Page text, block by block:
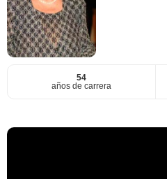
54
años de carrera